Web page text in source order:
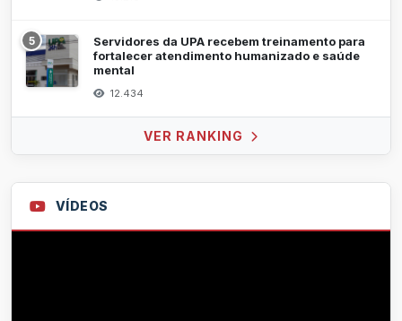
5
Servidores da UPA recebem treinamento para
fortalecer atendimento humanizado e saúde
mental
12.434
VER RANKING
VÍDEOS